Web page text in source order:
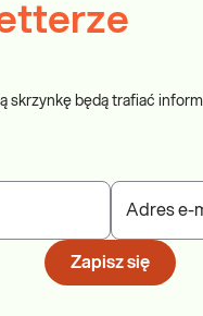
skrzynkę będą trafiać
Adres e-
Zapisz się